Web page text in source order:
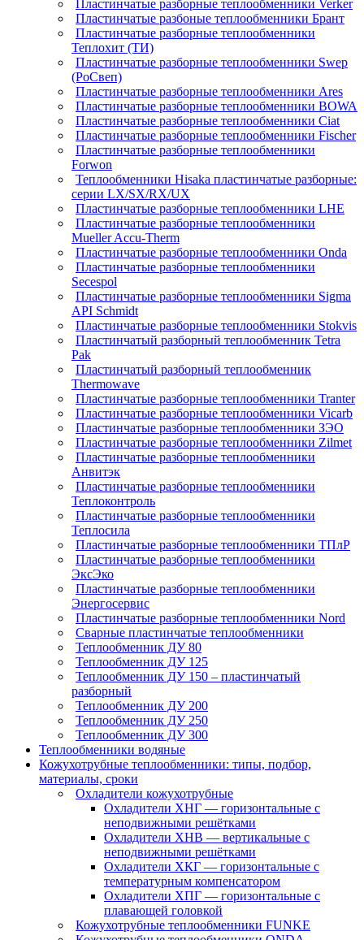
Пластинчатые разборные теплообменники Verker
Пластинчатые разбоные теплообменники Брант
Пластинчатые разборные теплообменники
Теплохит (ТИ)
Пластинчатые разборные теплообменники Swep
(РоСвеп)
Пластинчатые разборные теплообменники Ares
Пластинчатые разборные теплообменники BOWA
Пластинчатые разборные теплообменники Ciat
Пластинчатые разборные теплообменники Fischer
Пластинчатые разборные теплообменники
Forwon
Теплообменники Hisaka пластинчатые разборные:
серии LX/SX/RX/UX
Пластинчатые разборные теплообменники LHE
Пластинчатые разборные теплообменники
Mueller Accu-Therm
Пластинчатые разборные теплообменники Onda
Пластинчатые разборные теплообменники
Secespol
Пластинчатые разборные теплообменники Sigma
API Schmidt
Пластинчатые разборные теплообменники Stokvis
Пластинчатый разборный теплообменник Tetra
Pak
Пластинчатый разборный теплообменник
Thermowave
Пластинчатые разборные теплообменники Tranter
Пластинчатые разборные теплообменники Vicarb
Пластинчатые разборные теплообменники ЗЭО
Пластинчатые разборные теплообменники Zilmet
Пластинчатые разборные теплообменники
Анвитэк
Пластинчатые разборные теплообменники
Теплоконтроль
Пластинчатые разборные теплообменники
Теплосила
Пластинчатые разборные теплообменники ТПлР
Пластинчатые разборные теплообменники
ЭксЭко
Пластинчатые разборные теплообменники
Энергосервис
Пластинчатые разборные теплообменники Nord
Сварные пластинчатые теплообменники
Теплообменник ДУ 80
Теплообменник ДУ 125
Теплообменник ДУ 150 – пластинчатый
разборный
Теплообменник ДУ 200
Теплообменник ДУ 250
Теплообменник ДУ 300
Теплообменники водяные
Кожухотрубные теплообменники: типы, подбор,
материалы, сроки
Охладители кожухотрубные
Охладители ХНГ — горизонтальные с
неподвижными решётками
Охладители ХНВ — вертикальные с
неподвижными решётками
Охладители ХКГ — горизонтальные с
температурным компенсатором
Охладители ХПГ — горизонтальные с
плавающей головкой
Кожухотрубные теплообменники FUNKE